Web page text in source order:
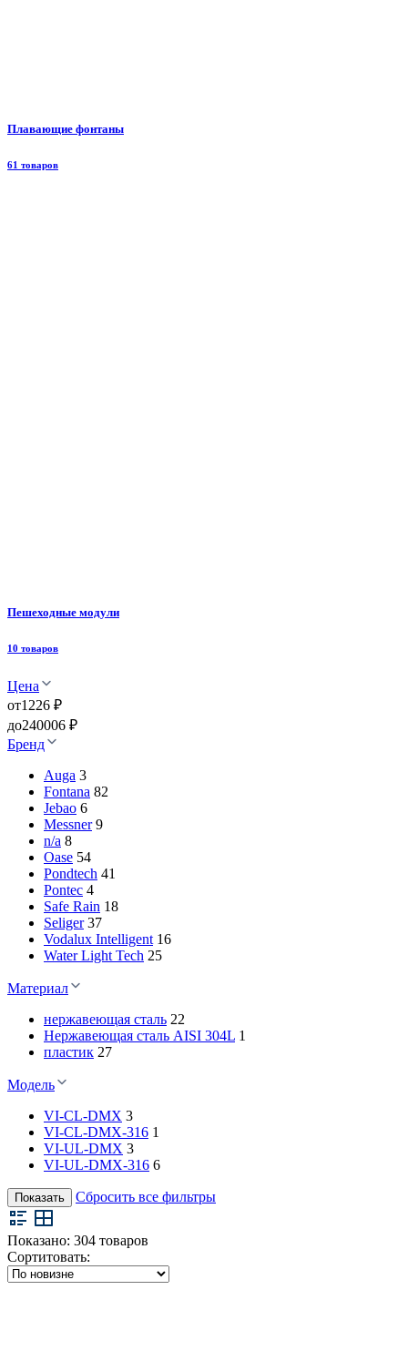
Плавающие фонтаны
61 товаров
Пешеходные модули
10 товаров
Цена
от1226 ₽
до240006 ₽
Бренд
Auga 3
Fontana 82
Jebao 6
Messner 9
n/a 8
Oase 54
Pondtech 41
Pontec 4
Safe Rain 18
Seliger 37
Vodalux Intelligent 16
Water Light Tech 25
Материал
нержавеющая сталь 22
Нержавеющая сталь AISI 304L 1
пластик 27
Модель
VI-CL-DMX 3
VI-CL-DMX-316 1
VI-UL-DMX 3
VI-UL-DMX-316 6
Показать Сбросить все фильтры
Показано: 304 товаров
Сортитовать: